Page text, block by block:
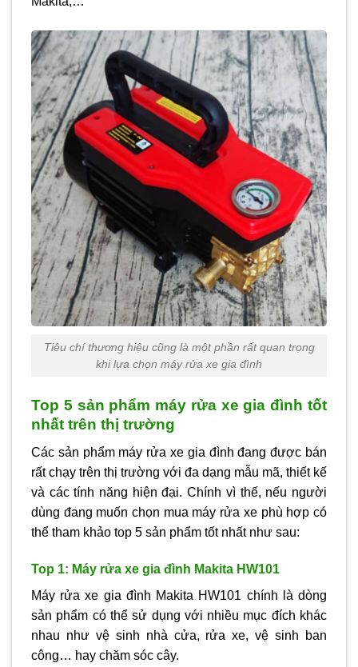
Tiêu chí thương hiệu cũng là một phần rất quan trọng
khi lựa chọn máy rửa xe gia đình
Top 5 sản phẩm máy rửa xe gia đình tốt
nhất trên thị trường
Các sản phẩm máy rửa xe gia đình đang được bán
rất chạy trên thị trường với đa dạng mẫu mã, thiết kế
và các tính năng hiện đại. Chính vì thế, nếu người
dùng đang muốn chọn mua máy rửa xe phù hợp có
thể tham khảo top 5 sản phẩm tốt nhất như sau:
Top 1: Máy rửa xe gia đình Makita HW101
Máy rửa xe gia đình Makita HW101 chính là dòng
sản phẩm có thể sử dụng với nhiều mục đích khác
nhau như vệ sinh nhà cửa, rửa xe, vệ sinh ban
công… hay chăm sóc cây.